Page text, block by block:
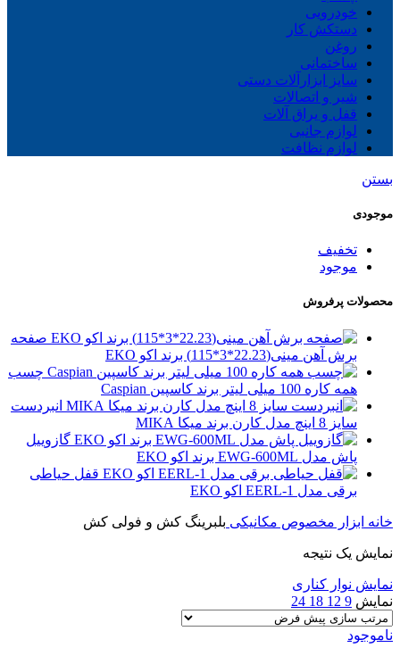
خودرویی
دستکش کار
روغن
ساختمانی
سایز ابزارآلات دستی
شیر و اتصالات
قفل و یراق آلات
لوازم جانبی
لوازم نظافت
بستن
موجودی
تخفیف
موجود
محصولات پرفروش
صفحه
برش آهن مینی(22.23*3*115) برند اکو EKO
چسب
همه کاره 100 میلی لیتر برند کاسپین Caspian
انبردست
سایز 8 اینچ مدل کارن برند میکا MIKA
گازوییل
پاش مدل EWG-600ML برند اکو EKO
قفل حیاطی
برقی مدل EERL-1 اکو EKO
خانه ابزار مخصوص مکانیکی بلبرینگ کش و فولی کش
نمایش یک نتیجه
نمایش نوار کناری
نمایش 9
12
18
24
ناموجود